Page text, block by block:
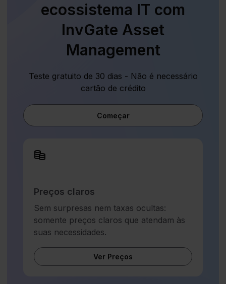
ecossistema IT com
InvGate Asset
Management
Teste gratuito de 30 dias - Não é necessário
cartão de crédito
Começar
Preços claros
Sem surpresas nem taxas ocultas:
somente preços claros que atendam às
suas necessidades.
Ver Preços